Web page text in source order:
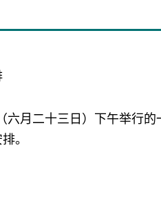
月二十三日）下午举行的
。